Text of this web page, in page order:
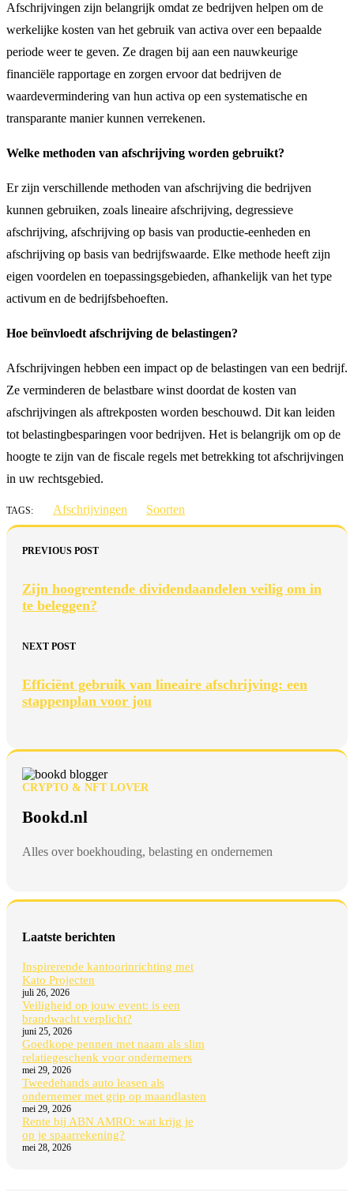
Afschrijvingen zijn belangrijk omdat ze bedrijven helpen om de
werkelijke kosten van het gebruik van activa over een bepaalde
periode weer te geven. Ze dragen bij aan een nauwkeurige
financiële rapportage en zorgen ervoor dat bedrijven de
waardevermindering van hun activa op een systematische en
transparante manier kunnen verrekenen.
Welke methoden van afschrijving worden gebruikt?
Er zijn verschillende methoden van afschrijving die bedrijven
kunnen gebruiken, zoals lineaire afschrijving, degressieve
afschrijving, afschrijving op basis van productie-eenheden en
afschrijving op basis van bedrijfswaarde. Elke methode heeft zijn
eigen voordelen en toepassingsgebieden, afhankelijk van het type
activum en de bedrijfsbehoeften.
Hoe beïnvloedt afschrijving de belastingen?
Afschrijvingen hebben een impact op de belastingen van een bedrijf.
Ze verminderen de belastbare winst doordat de kosten van
afschrijvingen als aftrekposten worden beschouwd. Dit kan leiden
tot belastingbesparingen voor bedrijven. Het is belangrijk om op de
hoogte te zijn van de fiscale regels met betrekking tot afschrijvingen
in uw rechtsgebied.
TAGS: Afschrijvingen Soorten
PREVIOUS POST
Zijn hoogrentende dividendaandelen veilig om in
te beleggen?
NEXT POST
Efficiënt gebruik van lineaire afschrijving: een
stappenplan voor jou
CRYPTO & NFT LOVER
Bookd.nl
Alles over boekhouding, belasting en ondernemen
Laatste berichten
Inspirerende kantoorinrichting met
Kato Projecten
juli 26, 2026
Veiligheid op jouw event: is een
brandwacht verplicht?
juni 25, 2026
Goedkope pennen met naam als slim
relatiegeschenk voor ondernemers
mei 29, 2026
Tweedehands auto leasen als
ondernemer met grip op maandlasten
mei 29, 2026
Rente bij ABN AMRO: wat krijg je
op je spaarrekening?
mei 28, 2026